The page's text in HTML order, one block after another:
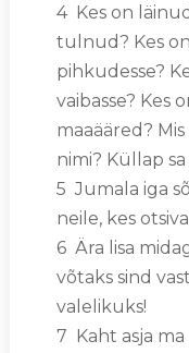
4 Kes on
tulnud? Kes
pihkudesse?
vaibasse? Kes
maaääred?
nimi? Küllap
5 Jumala iga
neile, kes
6 Ära lisa
võtaks sind
valelikuks!
7 Kaht asja